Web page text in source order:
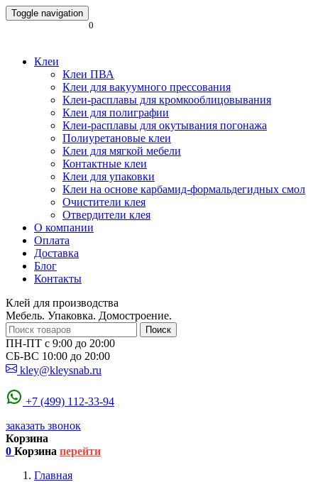
Toggle navigation
0
Клеи
Клеи ПВА
Клеи для вакуумного прессования
Клеи-расплавы для кромкооблицовывания
Клеи для полиграфии
Клеи-расплавы для окутывания погонажа
Полиуретановые клеи
Клеи для мягкой мебели
Контактные клеи
Клеи для упаковки
Клеи на основе карбамид-формальдегидных смол
Очистители клея
Отвердители клея
О компании
Оплата
Доставка
Блог
Контакты
Клей для производства
Мебель. Упаковка. Домостроение.
Поиск
ПН-ПТ с 9:00 до 20:00
СБ-ВС 10:00 до 20:00
kley@kleysnab.ru
+7 (499) 112-33-94
заказать звонок
Корзина
0 Корзина перейти
Главная